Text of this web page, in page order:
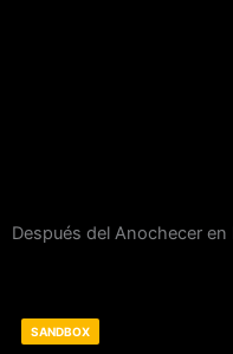
Después del Anochecer
SANDBOX